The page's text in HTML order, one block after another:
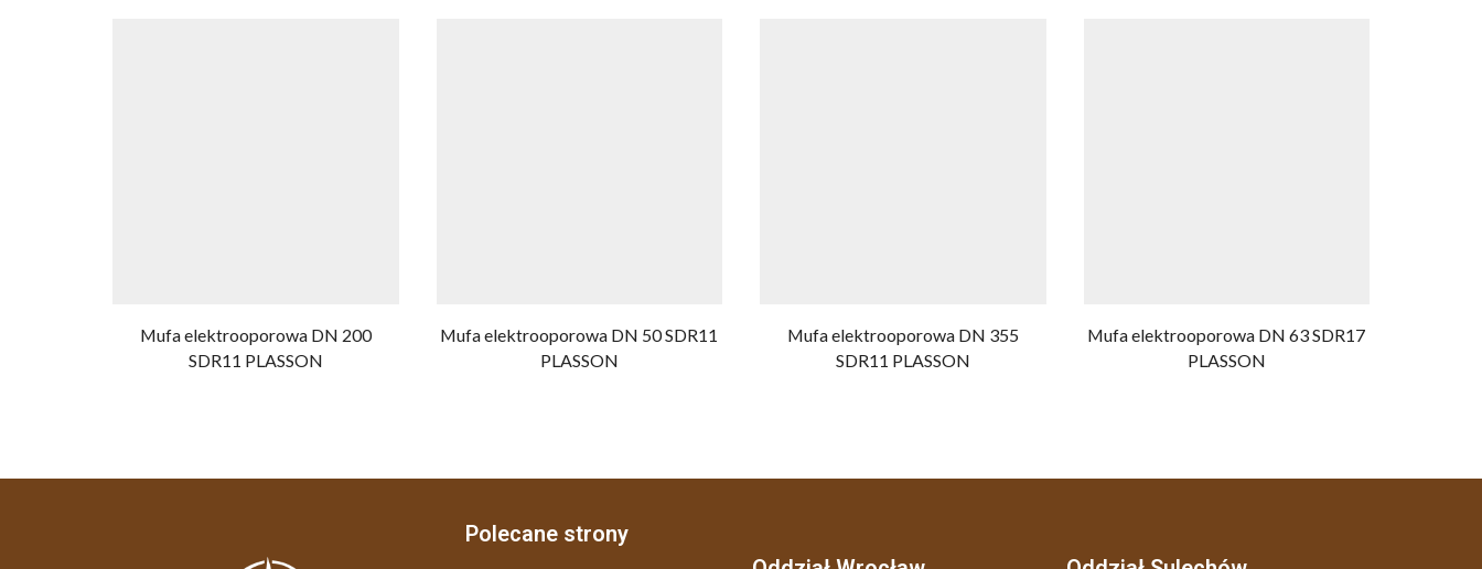
Mufa elektrooporowa DN 200
SDR11 PLASSON
Mufa elektrooporowa DN 50 SDR11
PLASSON
Mufa elektrooporowa DN 355
SDR11 PLASSON
Mufa elektrooporowa DN 63 SDR17
PLASSON
Polecane strony